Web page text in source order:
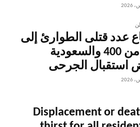
عدد قتلى الطوارئ إلى
أكثر من 400 والسعودية
استقبال الجرحى
Displacement or